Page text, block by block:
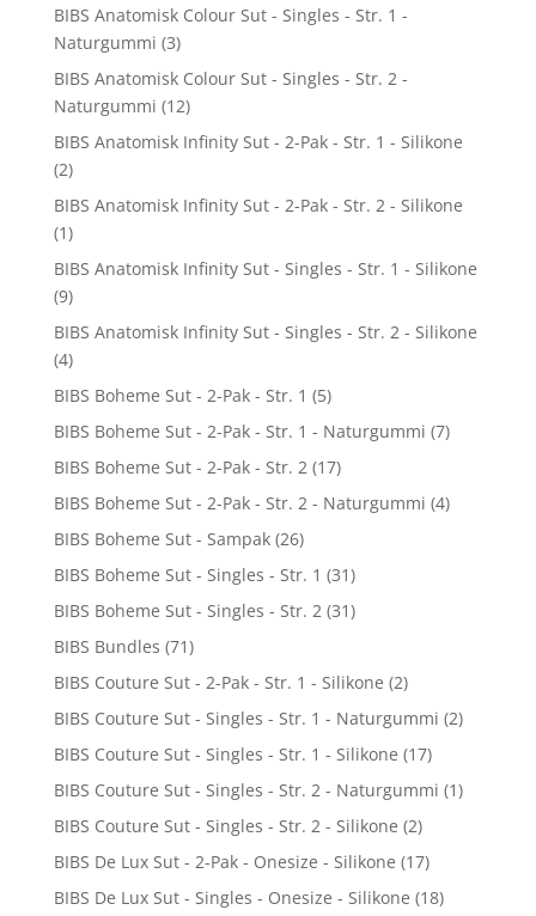
BIBS Anatomisk Colour Sut - Singles - Str. 1 -
Naturgummi (3)
BIBS Anatomisk Colour Sut - Singles - Str. 2 -
Naturgummi (12)
BIBS Anatomisk Infinity Sut - 2-Pak - Str. 1 - Silikone
(2)
BIBS Anatomisk Infinity Sut - 2-Pak - Str. 2 - Silikone
(1)
BIBS Anatomisk Infinity Sut - Singles - Str. 1 - Silikone
(9)
BIBS Anatomisk Infinity Sut - Singles - Str. 2 - Silikone
(4)
BIBS Boheme Sut - 2-Pak - Str. 1 (5)
BIBS Boheme Sut - 2-Pak - Str. 1 - Naturgummi (7)
BIBS Boheme Sut - 2-Pak - Str. 2 (17)
BIBS Boheme Sut - 2-Pak - Str. 2 - Naturgummi (4)
BIBS Boheme Sut - Sampak (26)
BIBS Boheme Sut - Singles - Str. 1 (31)
BIBS Boheme Sut - Singles - Str. 2 (31)
BIBS Bundles (71)
BIBS Couture Sut - 2-Pak - Str. 1 - Silikone (2)
BIBS Couture Sut - Singles - Str. 1 - Naturgummi (2)
BIBS Couture Sut - Singles - Str. 1 - Silikone (17)
BIBS Couture Sut - Singles - Str. 2 - Naturgummi (1)
BIBS Couture Sut - Singles - Str. 2 - Silikone (2)
BIBS De Lux Sut - 2-Pak - Onesize - Silikone (17)
BIBS De Lux Sut - Singles - Onesize - Silikone (18)